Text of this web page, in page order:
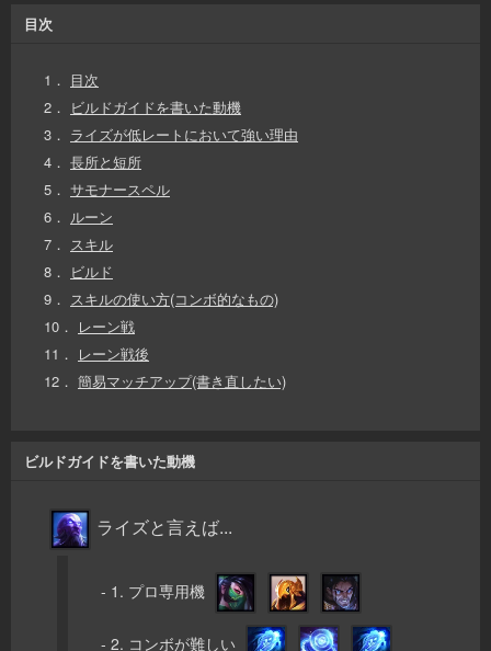
目次
1． 目次
2． ビルドガイドを書いた動機
3． ライズが低レートにおいて強い理由
4． 長所と短所
5． サモナースペル
6． ルーン
7． スキル
8． ビルド
9． スキルの使い方(コンボ的なもの)
10． レーン戦
11． レーン戦後
12． 簡易マッチアップ(書き直したい)
ビルドガイドを書いた動機
ライズと言えば...
- 1. プロ専用機
- 2. コンボが難しい